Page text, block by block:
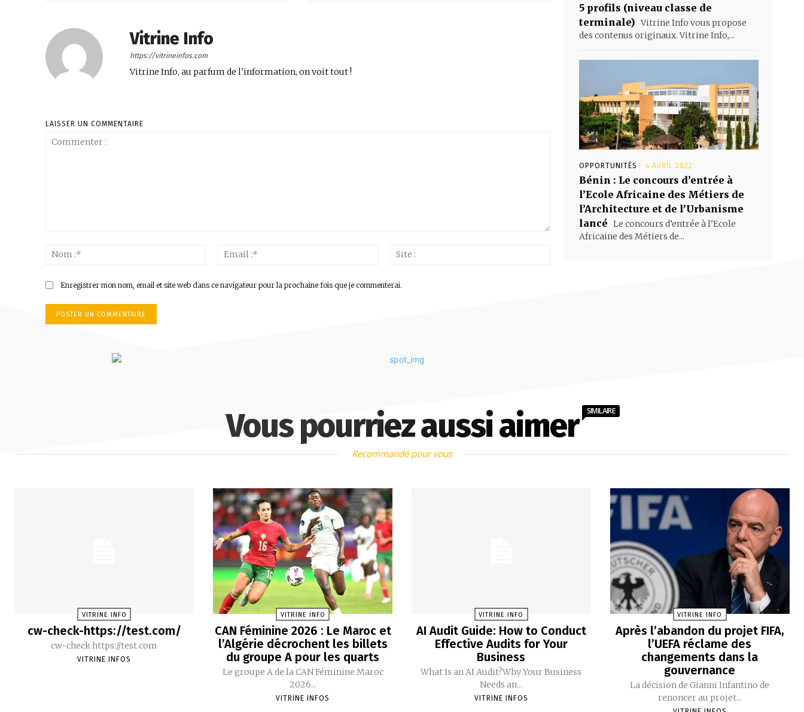
Vitrine Info
https://vitrineinfos.com
Vitrine Info, au parfum de l'information, on voit tout !
LAISSER UN COMMENTAIRE
Email
Enregistrer mon nom, email et site web dans ce navigateur pour la prochaine fois que je commenterai.
5 profils (niveau classe de
terminale) Vitrine Info vous propose
des contenus originaux. Vitrine Info,...
OPPORTUNITÉS 4 AVRIL 2022
Bénin : Le concours d’entrée à
l’Ecole Africaine des Métiers de
l’Architecture et de l’Urbanisme
lancé Le concours d’entrée à l’Ecole
Africaine des Métiers de...
Vous pourriez aussi aimer SIMILAIRE
Recommandé pour vous
VITRINE INFO
cw-check-https://test.com/
cw-check https://test.com
VITRINE INFOS
VITRINE INFO
CAN Féminine 2026 : Le Maroc et
l’Algérie décrochent les billets
du groupe A pour les quarts
Le groupe A de la CAN Féminine Maroc
2026...
VITRINE INFOS
VITRINE INFO
AI Audit Guide: How to Conduct
Effective Audits for Your
Business
What Is an AI Audit?Why Your Business
Needs an...
VITRINE INFOS
VITRINE INFO
Après l’abandon du projet FIFA,
l’UEFA réclame des
changements dans la
gouvernance
La décision de Gianni Infantino de
renoncer au projet...